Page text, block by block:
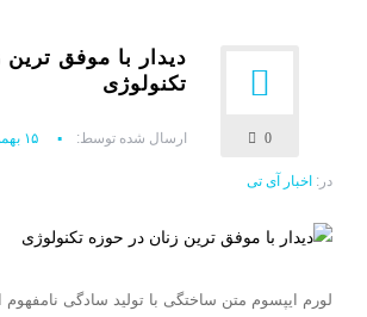
0
دیدار با موفق
تکنولوژی
ارسال شده توسط: ۱۵ بهمن, ۱۳۹۴
در: اخبار آی تی
لورم ایپسوم متن ساختگی با تولید سادگی